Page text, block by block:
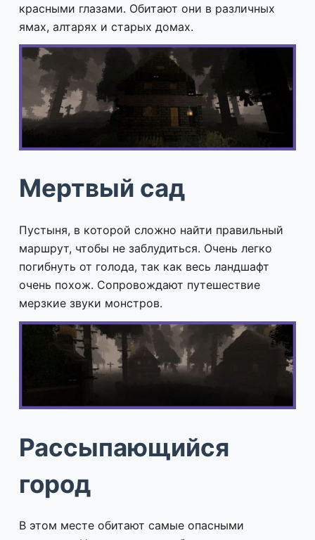
красными глазами. Обитают они в различных
ямах, алтарях и старых домах.
Мертвый сад
Пустыня, в которой сложно найти правильный
маршрут, чтобы не заблудиться. Очень легко
погибнуть от голода, так как весь ландшафт
очень похож. Сопровождают путешествие
мерзкие звуки монстров.
Рассыпающийся
город
В этом месте обитают самые опасными